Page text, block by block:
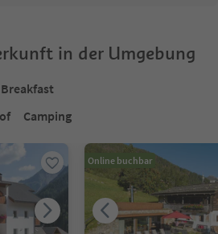
in der Umgebung
Camping
Online buchbar